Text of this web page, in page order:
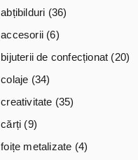
abțibilduri (36)
accesorii (6)
bijuterii de confecționat (20)
colaje (34)
creativitate (35)
cărți (9)
foițe metalizate (4)